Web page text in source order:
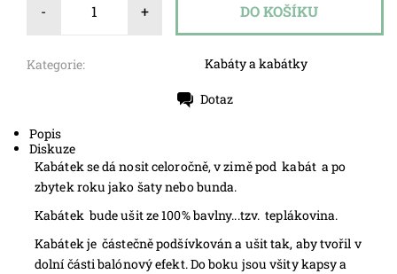
- +
Kategorie: Kabáty a kabátky
Dotaz
Popis
Diskuze
Kabátek se dá nosit celoročně, v zimě pod kabát a po
zbytek roku jako šaty nebo bunda.
Kabátek bude ušit ze 100% bavlny...tzv. teplákovina.
Kabátek je částečně podšívkován a ušit tak, aby tvořil v
dolní části balónový efekt. Do boku jsou všity kapsy a